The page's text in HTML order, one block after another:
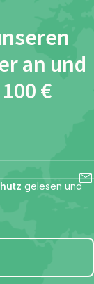
an und
€
gelesen und